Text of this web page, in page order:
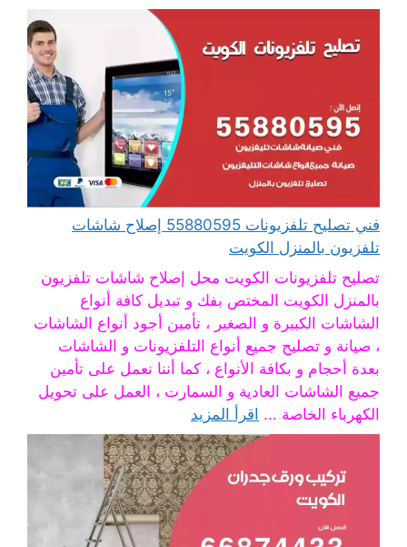
فني تصليح تلفزيونات 55880595 إصلاح شاشات
تلفزيون بالمنزل الكويت
تصليح تلفزيونات الكويت محل إصلاح شاشات تلفزيون
بالمنزل الكويت المختص بفك و تبديل كافة أنواع
الشاشات الكبيرة و الصغير ، تأمين أجود أنواع الشاشات
، صيانة و تصليح جميع أنواع التلفزيونات و الشاشات
بعدة أحجام و بكافة الأنواع ، كما أننا نعمل على تأمين
جميع الشاشات العادية و السمارت ، العمل على تحويل
الكهرباء الخاصة ... اقرأ المزيد